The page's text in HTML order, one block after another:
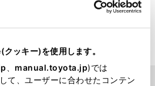
ッキー)を使用します。
manual.toyota.jp)では
て、ユーザーに合わせたコンテン
レガントな、ハイ
ルミホイール。